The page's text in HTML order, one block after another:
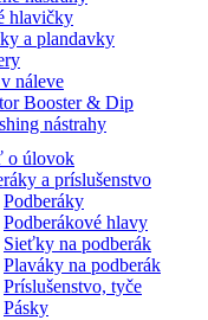
hlavičky
a plandavky
náleve
Booster & Dip
nástrahy
o úlovok
a príslušenstvo
Podberáky
Podberákové hlavy
Sieťky na podberák
Plaváky na podberák
Príslušenstvo, tyče
Pásky